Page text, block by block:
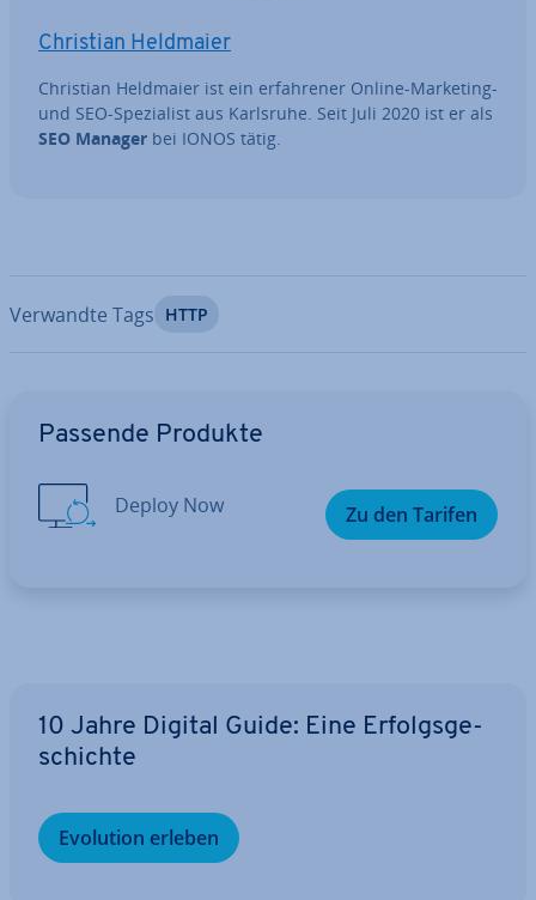
Christian Heldmaier
Christian Heldmaier ist ein er­fah­re­ner Online-Marketing-
und SEO-Spe­zia­list aus Karlsruhe. Seit Juli 2020 ist er als
SEO Manager bei IONOS tätig.
Verwandte Tags HTTP
Passende Produkte
Deploy Now Zu den Tarifen
10 Jahre Digital Guide: Eine Er­folgs­ge­
schich­te
Evolution erleben